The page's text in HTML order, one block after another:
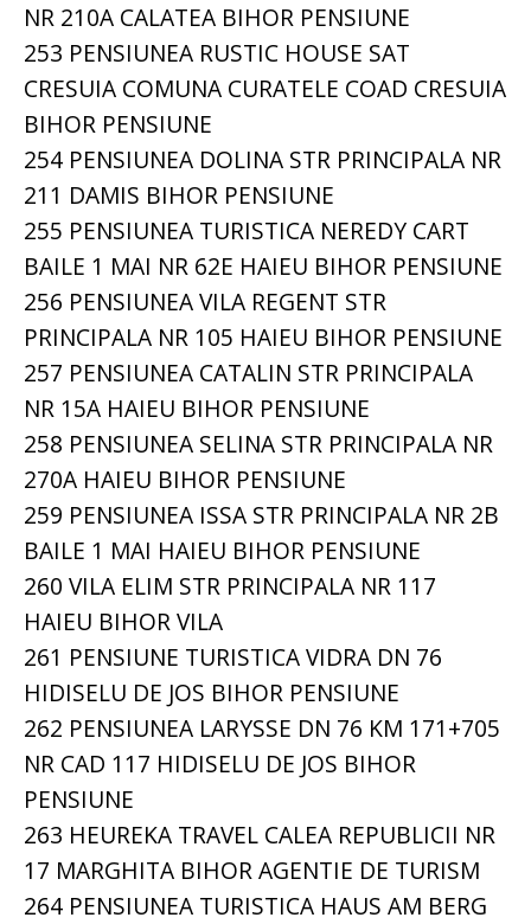
NR 210A CALATEA BIHOR PENSIUNE
253 PENSIUNEA RUSTIC HOUSE SAT
CRESUIA COMUNA CURATELE COAD CRESUIA
BIHOR PENSIUNE
254 PENSIUNEA DOLINA STR PRINCIPALA NR
211 DAMIS BIHOR PENSIUNE
255 PENSIUNEA TURISTICA NEREDY CART
BAILE 1 MAI NR 62E HAIEU BIHOR PENSIUNE
256 PENSIUNEA VILA REGENT STR
PRINCIPALA NR 105 HAIEU BIHOR PENSIUNE
257 PENSIUNEA CATALIN STR PRINCIPALA
NR 15A HAIEU BIHOR PENSIUNE
258 PENSIUNEA SELINA STR PRINCIPALA NR
270A HAIEU BIHOR PENSIUNE
259 PENSIUNEA ISSA STR PRINCIPALA NR 2B
BAILE 1 MAI HAIEU BIHOR PENSIUNE
260 VILA ELIM STR PRINCIPALA NR 117
HAIEU BIHOR VILA
261 PENSIUNE TURISTICA VIDRA DN 76
HIDISELU DE JOS BIHOR PENSIUNE
262 PENSIUNEA LARYSSE DN 76 KM 171+705
NR CAD 117 HIDISELU DE JOS BIHOR
PENSIUNE
263 HEUREKA TRAVEL CALEA REPUBLICII NR
17 MARGHITA BIHOR AGENTIE DE TURISM
264 PENSIUNEA TURISTICA HAUS AM BERG